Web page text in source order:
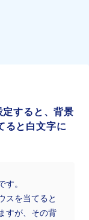
すると、背景
ると白文字に
す。
スを当てると
すが、その背